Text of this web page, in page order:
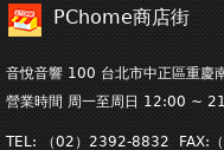
PChome商店街
音悅音響 100 台北市中正區重慶
營業時間 周一至周日
TEL: （02）2392-8832 FAX: